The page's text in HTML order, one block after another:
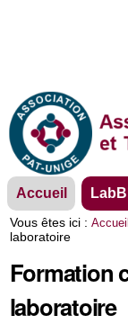
navigation
Navigation
Accueil
Vous êtes ici : Accueil
laboratoire
Formation
laboratoire